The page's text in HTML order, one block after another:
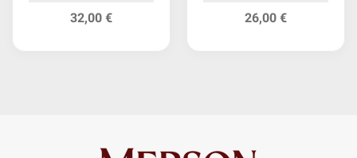
Nationale
32,00 €
Monnaie de Lille
26,00 €